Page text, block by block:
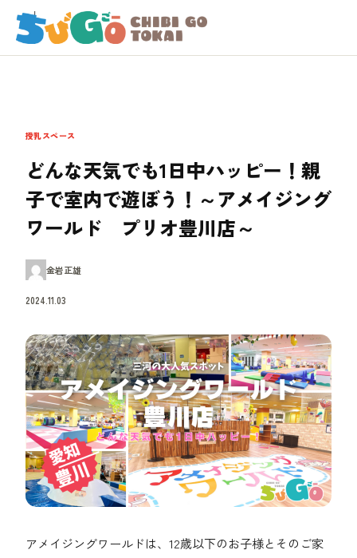
授乳スペース
どんな天気でも1日中ハッピー！親
子で室内で遊ぼう！～アメイジング
ワールド プリオ豊川店～
金岩正雄
2024.11.03
アメイジングワールドは、12歳以下のお子様とそのご家